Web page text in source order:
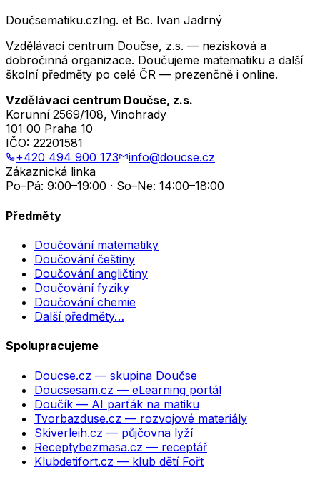
Doučsematiku.czIng. et Bc. Ivan Jadrný
Vzdělávací centrum Doučse, z.s. — nezisková a
dobročinná organizace. Doučujeme matematiku a další
školní předměty po celé ČR — prezenčně i online.
Vzdělávací centrum Doučse, z.s.
Korunní 2569/108, Vinohrady
101 00 Praha 10
IČO: 22201581
+420 494 900 173
info@doucse.cz
Zákaznická linka
Po–Pá: 9:00–19:00 · So–Ne: 14:00–18:00
Předměty
Doučování matematiky
Doučování češtiny
Doučování angličtiny
Doučování fyziky
Doučování chemie
Další předměty…
Spolupracujeme
Doucse.cz — skupina Doučse
Doucsesam.cz — eLearning portál
Doučík — AI parťák na matiku
Tvorbazduse.cz — rozvojové materiály
Skiverleih.cz — půjčovna lyží
Receptybezmasa.cz — receptář
Klubdetifort.cz — klub dětí Fořt